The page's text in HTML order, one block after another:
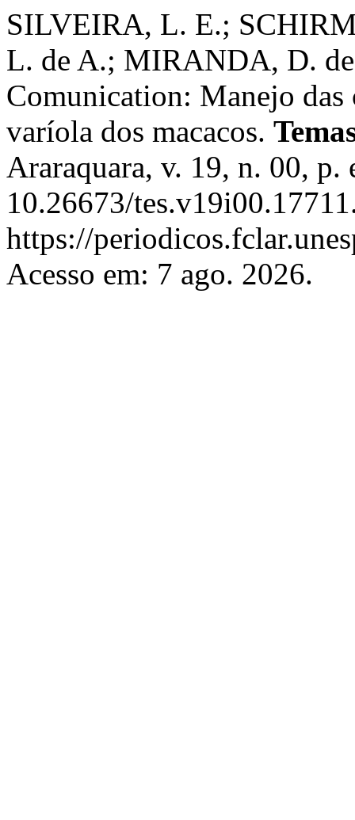
SILVEIRA, L. E.;
L. de A.; MIRANDA, D.
Comunication: Manejo das
varíola dos macacos.
Araraquara, v. 19, n. 00,
10.26673/
https://
Acesso em: 7 ago. 2026.